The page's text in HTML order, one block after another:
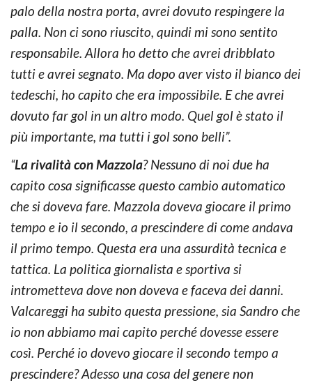
palo della nostra porta, avrei dovuto respingere la
palla. Non ci sono riuscito, quindi mi sono sentito
responsabile. Allora ho detto che avrei dribblato
tutti e avrei segnato. Ma dopo aver visto il bianco dei
tedeschi, ho capito che era impossibile. E che avrei
dovuto far gol in un altro modo. Quel gol è stato il
più importante, ma tutti i gol sono belli”.
“La rivalità con Mazzola? Nessuno di noi due ha
capito cosa significasse questo cambio automatico
che si doveva fare. Mazzola doveva giocare il primo
tempo e io il secondo, a prescindere di come andava
il primo tempo. Questa era una assurdità tecnica e
tattica. La politica giornalista e sportiva si
intrometteva dove non doveva e faceva dei danni.
Valcareggi ha subito questa pressione, sia Sandro che
io non abbiamo mai capito perché dovesse essere
così. Perché io dovevo giocare il secondo tempo a
prescindere? Adesso una cosa del genere non